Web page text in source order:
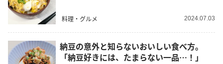
料理・グルメ 2024.07.03
納豆の意外と知らないおいしい食べ方。
「納豆好きには、たまらない一品…！」